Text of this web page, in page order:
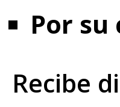
Por su
Recibe